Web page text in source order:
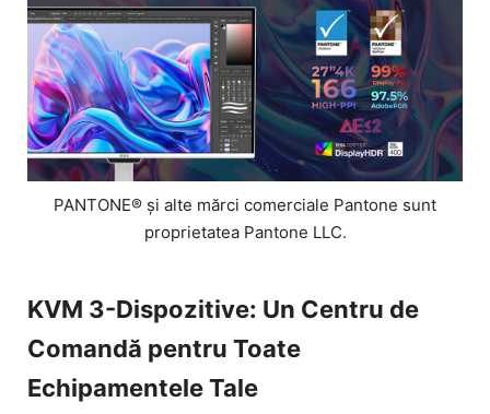
PANTONE® și alte mărci comerciale Pantone sunt
proprietatea Pantone LLC.
KVM 3-Dispozitive: Un Centru de
Comandă pentru Toate
Echipamentele Tale